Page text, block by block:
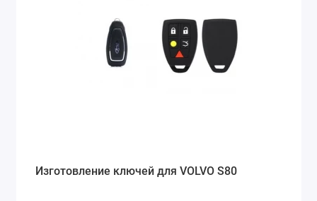
Изготовление ключей для VOLVO S80